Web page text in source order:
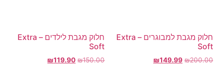
חלוק מגבת למבוגרים – Extra
Soft
₪200.00
₪149.99
חלוק מגבת לילדים – Extra
Soft
₪150.00
₪119.90